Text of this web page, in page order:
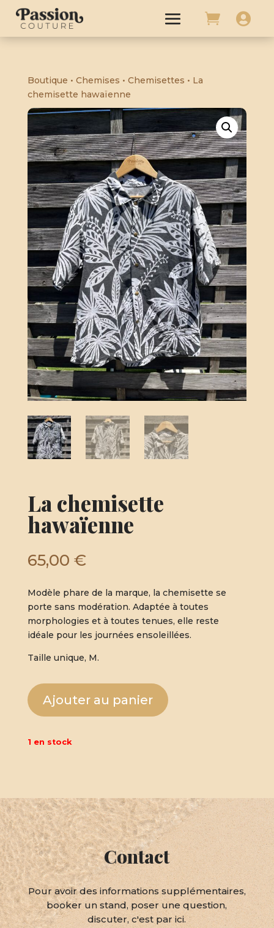


Boutique • Chemises • Chemisettes • La
chemisette hawaïenne
La chemisette
hawaïenne
65,00 €
Modèle phare de la marque, la chemisette se
porte sans modération. Adaptée à toutes
morphologies et à toutes tenues, elle reste
idéale pour les journées ensoleillées.
Taille unique, M.
Ajouter au panier
1 en stock
Contact
Pour avoir des informations supplémentaires,
booker un stand, poser une question,
discuter, c'est par ici.